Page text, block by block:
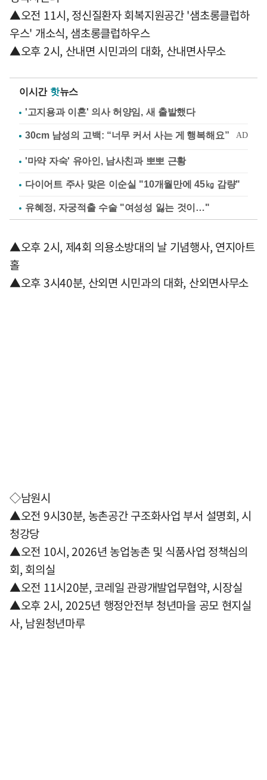
▲오전 11시, 정신질환자 회복지원공간 '샘초롱클럽하
우스' 개소식, 샘초롱클럽하우스
▲오후 2시, 산내면 시민과의 대화, 산내면사무소
이시간 핫뉴스
'고지용과 이혼' 의사 허양임, 새 출발했다
'마약 자숙' 유아인, 남사친과 뽀뽀 근황
다이어트 주사 맞은 이순실 "10개월만에 45㎏ 감량"
유혜정, 자궁적출 수술 "여성성 잃는 것이…"
▲오후 2시, 제4회 의용소방대의 날 기념행사, 연지아트
홀
▲오후 3시40분, 산외면 시민과의 대화, 산외면사무소
◇남원시
▲오전 9시30분, 농촌공간 구조화사업 부서 설명회, 시
청강당
▲오전 10시, 2026년 농업농촌 및 식품사업 정책심의
회, 회의실
▲오전 11시20분, 코레일 관광개발업무협약, 시장실
▲오후 2시, 2025년 행정안전부 청년마을 공모 현지실
사, 남원청년마루